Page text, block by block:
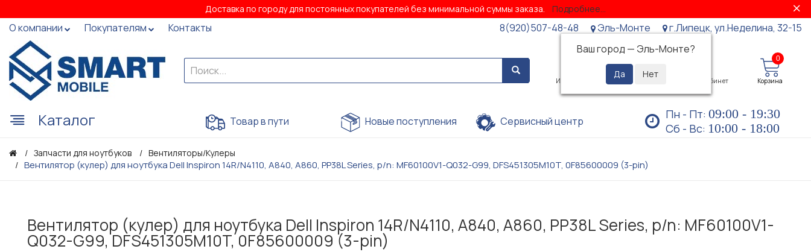
Доставка по городу для постоянных покупателей без минимальной суммы заказа. Подробнее...
О компании Покупателям Контакты 8(920)507-48-48
Эль-Монте
Ваш город — Эль-Монте?
г.Липецк, ул.Неделина, 32-15
Избранное Просмотренные Личный кабинет
0
Корзина
Каталог Товар в пути Новые поступления Сервисный центр Пн - Пт: 09:00 - 19:30
Сб - Вс: 10:00 - 18:00
Запчасти для ноутбуков Вентиляторы/Кулеры
Вентилятор (кулер) для ноутбука Dell Inspiron 14R/N4110, A840, A860, PP38L Series, p/n: MF60100V1-Q032-G99, DFS451305M10T, 0F85600009 (3-pin)
Вентилятор (кулер) для ноутбука Dell Inspiron 14R/N4110, A840, A860, PP38L Series, p/n: MF60100V1-
Q032-G99, DFS451305M10T, 0F85600009 (3-pin)